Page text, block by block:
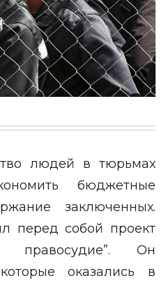
людей в тюрьмах
бюджетные
заключенных.
перед собой проект
правосудие”. Он
оказались в